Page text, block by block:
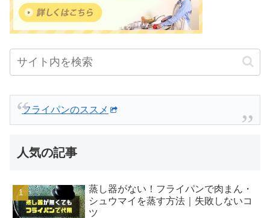
フライパンのススメ
人気の記事
蒸し器がない！フライパンで肉まん・
シュウマイを蒸す方法｜失敗しないコ
ツ